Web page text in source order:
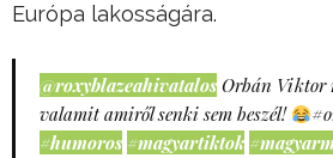
Európa lakosságára.
@roxyblazeahivatalos Orbán Viktor
valamit amiről senki sem beszél!
#humoros #magyartiktok